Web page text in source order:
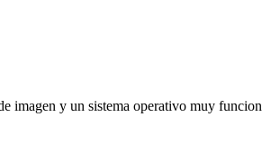
y un sistema operativo muy